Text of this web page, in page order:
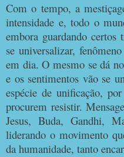
Com o tempo, a
intensidade e, todo o
embora guardando certos
se universalizar,
em dia. O mesmo se dá
e os sentimentos vão se
espécie de unificação,
procurem resistir.
Jesus, Buda, Gandhi,
liderando o movimento
da humanidade, tanto